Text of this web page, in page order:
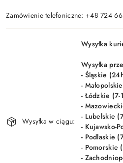
Zamówienie telefoniczne: +48 724
Wyślij
Wysyłka w ciągu:
Wysyłka
Wysyłka
- Śląskie
-
- Łódzkie
-
- Lubelskie
- Kujawsko-
- Podlaskie
- Pomorskie
-